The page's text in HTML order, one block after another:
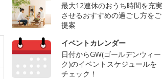
最大12連休のおうち時間を充実
させるおすすめの過ごし方をご
提案
イベントカレンダー
日付からGW(ゴールデンウィー
ク)のイベントスケジュールを
チェック！